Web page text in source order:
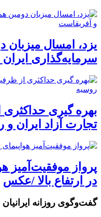
یزد، امسال میزبان
سرمایه‌گذاری
بهره گیری
تجارت آزاد ایران و
پرواز موفقیت‌آمیز
در ارتفاع بالا /عکس
گفت‌وگوی روزانه ایرانیان